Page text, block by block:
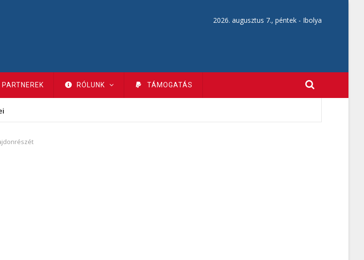
2026. augusztus 7., péntek - Ibolya
PARTNEREK RÓLUNK TÁMOGATÁS